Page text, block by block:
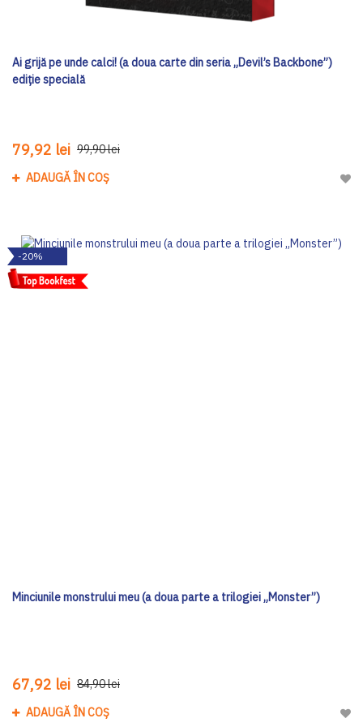
Ai grijă pe unde calci! (a doua carte din seria „Devil’s Backbone”)
ediţie specială
79,92 lei 99,90 lei
ADAUGĂ ÎN COȘ
-20%
Minciunile monstrului meu (a doua parte a trilogiei „Monster”)
67,92 lei 84,90 lei
ADAUGĂ ÎN COȘ